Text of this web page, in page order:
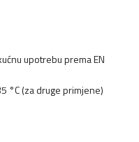
upotrebu prema EN
°C (za druge primjene)